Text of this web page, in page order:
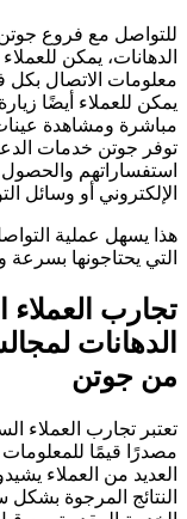
للتواصل مع فروع
الدهانات، يمكن
معلومات الاتصال بكل
يمكن للعملاء أيضًا
مباشرة ومشاهدة
توفر جوتن خدمات
استفساراتهم والحصول
الإلكتروني أو وسائل
هذا يسهل عملية
التي يحتاجونها بسرعة
تجارب
الدهانات
من جوتن
تعتبر تجارب العملاء
مصدرًا قيمًا
العديد من العملاء
النتائج المرجوة